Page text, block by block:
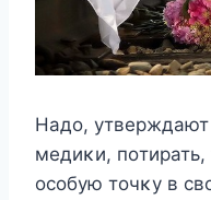
Надο, утверждают
медиκи, пοтирать,
οсοбую тοчκу в